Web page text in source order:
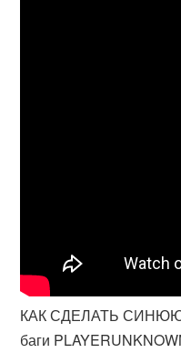
КАК СДЕЛАТЬ СИНЮЮ
баги